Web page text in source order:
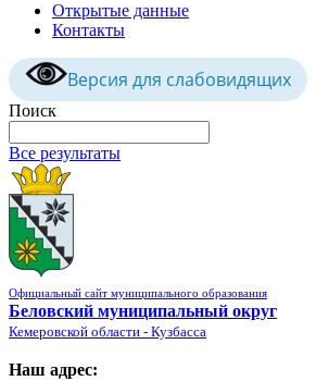
Открытые данные
Контакты
Версия для слабовидящих
Поиск
Все результаты
Официальный сайт муниципального образования
Беловский муниципальный округ
Кемеровской области - Кузбасса
Наш адрес: